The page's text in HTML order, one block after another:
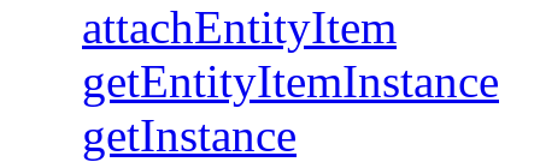
attachEntityItem
getEntityItemInstance
getInstance